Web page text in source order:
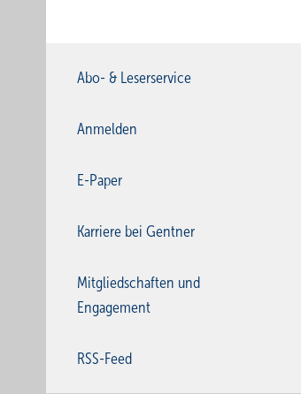
Abo- & Leserservice
Anmelden
E-Paper
Karriere bei Gentner
Mitgliedschaften und
Engagement
RSS-Feed